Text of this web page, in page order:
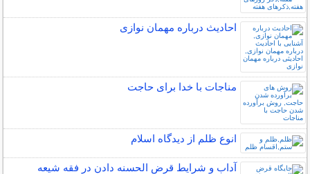
احادیث درباره مهمان نوازی
مناجات با خدا برای حاجت
انوع ظلم از دیدگاه اسلام
آداب و شرایط قرض الحسنه دادن در فقه شیعه